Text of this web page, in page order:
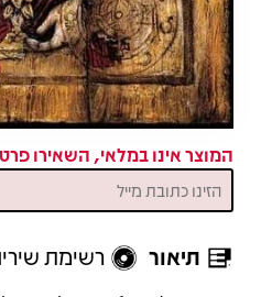
המוצר אינו במלאי, השאירו
תיאור רשימת